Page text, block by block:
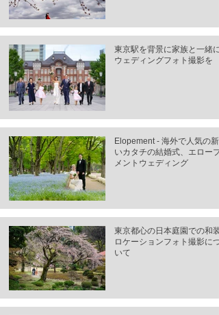
東京駅を背景に家族と一緒に
ウェディングフォト撮影を
Elopement - 海外で人気の新
いカタチの結婚式、エロープ
メントウェディング
東京都心の日本庭園での和装
ロケーションフォト撮影につ
いて